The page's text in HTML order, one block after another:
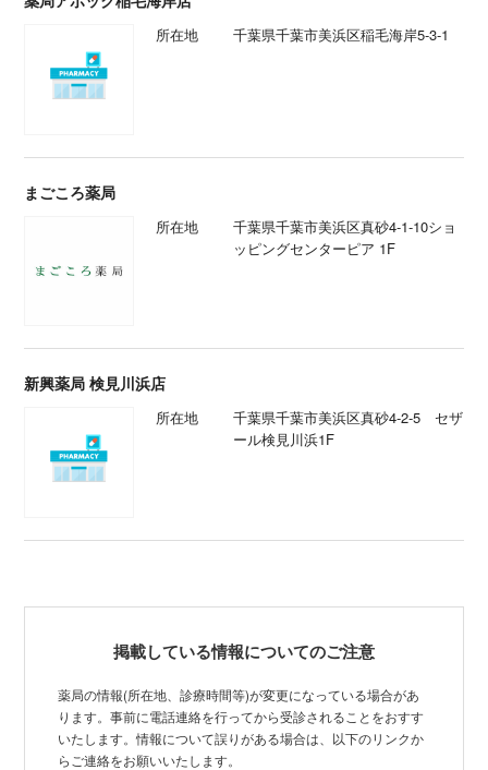
所在地 千葉県千葉市美浜区稲毛海岸5-3-1
まごころ薬局
所在地
千葉県千葉市美浜区真砂4-1-10ショ
ッピングセンターピア 1F
新興薬局 検見川浜店
所在地
千葉県千葉市美浜区真砂4-2-5 セザ
ール検見川浜1F
掲載している情報についてのご注意
薬局の情報(所在地、診療時間等)が変更になっている場合があ
ります。事前に電話連絡を行ってから受診されることをおすす
いたします。情報について誤りがある場合は、以下のリンクか
らご連絡をお願いいたします。